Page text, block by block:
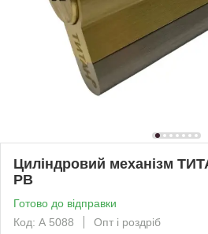
Циліндровий механізм
PB
Готово до відправки
Код: А 5088
Опт і роздріб